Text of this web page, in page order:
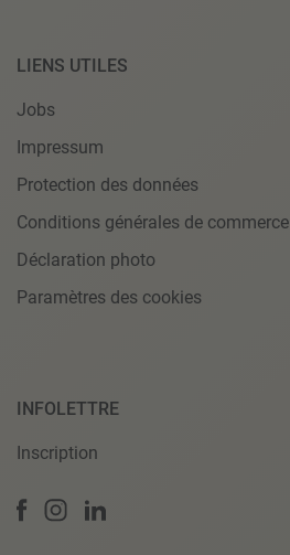
LIENS UTILES
Jobs
Impressum
Protection des données
Conditions générales de commerce
Déclaration photo
Paramètres des cookies
INFOLETTRE
Inscription